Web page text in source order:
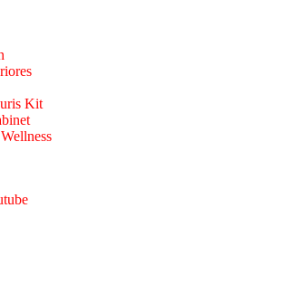
Kit